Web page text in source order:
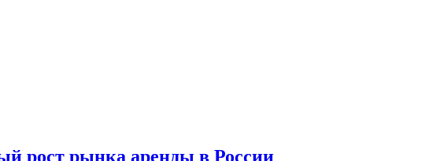
рост рынка аренды в России